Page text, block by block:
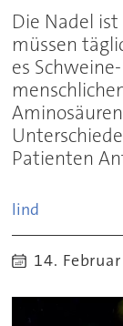
Die Nadel
müssen
es
Patienten
lind
14.